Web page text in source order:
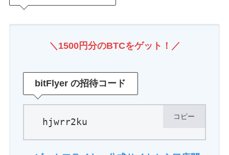
＼1500円分のBTCをゲット！／
bitFlyer の招待コード
hjwrr2ku
コピー